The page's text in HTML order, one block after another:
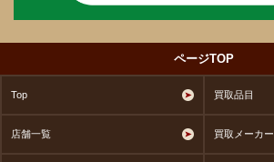
ページTOP
Top 買取品目
店舗一覧 買取メーカー